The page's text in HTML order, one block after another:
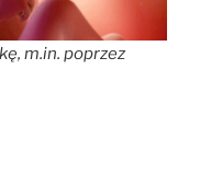
m.in. poprzez